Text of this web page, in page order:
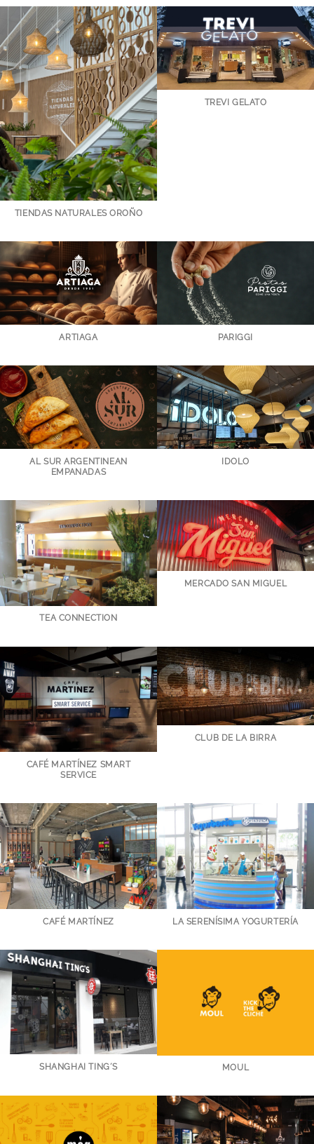
TIENDAS NATURALES OROÑO
TREVI GELATO
ARTIAGA PARIGGI
AL SUR ARGENTINEAN
EMPANADAS
IDOLO
TEA CONNECTION
MERCADO SAN MIGUEL
CAFÉ MARTÍNEZ SMART
SERVICE
CLUB DE LA BIRRA
CAFÉ MARTÍNEZ LA SERENÍSIMA YOGURTERÍA
SHANGHAI TING´S MOUL